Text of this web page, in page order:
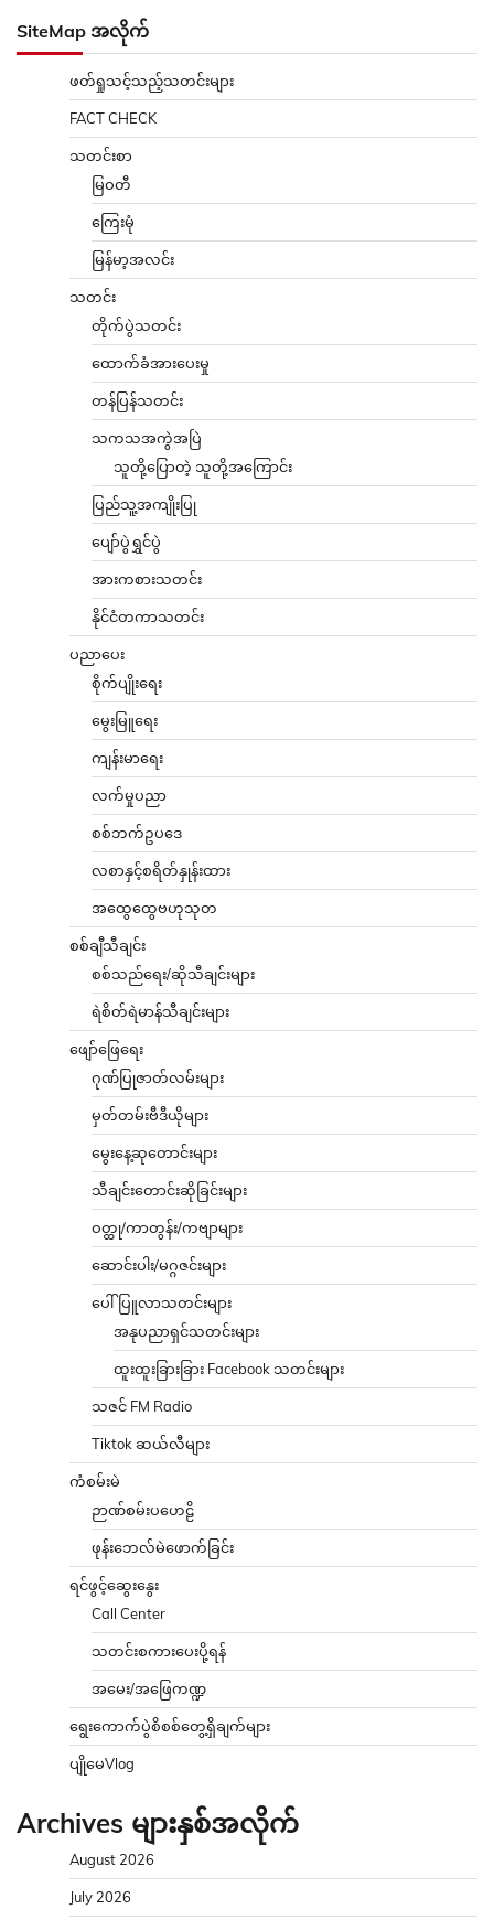
SiteMap အလိုက်
ဖတ်ရှုသင့်သည့်သတင်းများ
FACT CHECK
သတင်းစာ
မြဝတီ
ကြေးမုံ
မြန်မာ့အလင်း
သတင်း
တိုက်ပွဲသတင်း
ထောက်ခံအားပေးမှု
တန်ပြန်သတင်း
သကသအကွဲအပြဲ
သူတို့ပြောတဲ့ သူတို့အကြောင်း
ပြည်သူ့အကျိုးပြု
ပျော်ပွဲရွှင်ပွဲ
အားကစားသတင်း
နိုင်ငံတကာသတင်း
ပညာပေး
စိုက်ပျိုးရေး
မွေးမြူရေး
ကျန်းမာရေး
လက်မှုပညာ
စစ်ဘက်ဥပဒေ
လစာနှင့်စရိတ်နှုန်းထား
အထွေထွေဗဟုသုတ
စစ်ချီသီချင်း
စစ်သည်ရေး/ဆိုသီချင်းများ
ရဲစိတ်ရဲမာန်သီချင်းများ
ဖျော်ဖြေရေး
ဂုဏ်ပြုဇာတ်လမ်းများ
မှတ်တမ်းဗီဒီယိုများ
မွေးနေ့ဆုတောင်းများ
သီချင်းတောင်းဆိုခြင်းများ
ဝတ္ထု/ကာတွန်း/ကဗျာများ
ဆောင်းပါး/မဂ္ဂဇင်းများ
ပေါ်ပြူလာသတင်းများ
အနုပညာရှင်သတင်းများ
ထူးထူးခြားခြား Facebook သတင်းများ
သဇင် FM Radio
Tiktok ဆယ်လီများ
ကံစမ်းမဲ
ဉာဏ်စမ်းပဟေဠိ
ဖုန်းဘေလ်မဲဖောက်ခြင်း
ရင်ဖွင့်ဆွေးနွေး
Call Center
သတင်းစကားပေးပို့ရန်
အမေး/အဖြေကဏ္ဍ
ရွေးကောက်ပွဲစိစစ်တွေ့ရှိချက်များ
ပျိုမေVlog
Archives များနှစ်အလိုက်
August 2026
July 2026